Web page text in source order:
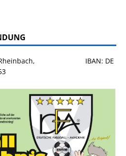
SC Rheinbach, IBAN: DE